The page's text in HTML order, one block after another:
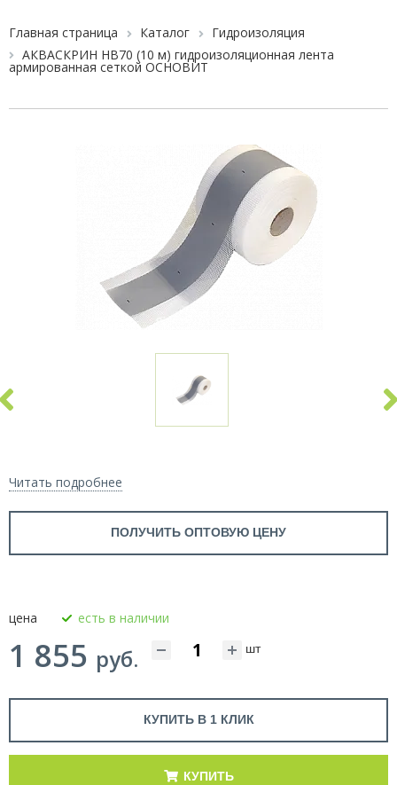
Главная страница Каталог
Гидроизоляция
АКВАСКРИН HB70 (10 м) гидроизоляционная лента
армированная сеткой ОСНОВИТ
Читать подробнее
ПОЛУЧИТЬ ОПТОВУЮ ЦЕНУ
цена есть в наличии
1 855 руб. шт
КУПИТЬ В 1 КЛИК
КУПИТЬ